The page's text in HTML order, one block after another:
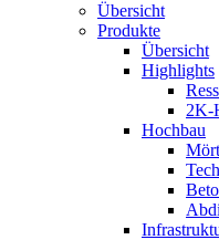
Übersicht
Produkte
Übersicht
Highlights
2K-
Hochbau